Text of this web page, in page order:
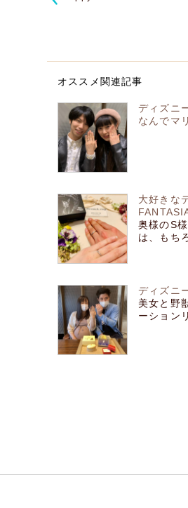
オススメ関連記事
ディズニ
なんでマ
大好きな
奥様のS
は、もち
ディズニ
美女と野
ーション